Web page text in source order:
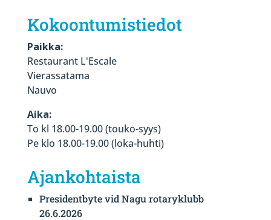
Kokoontumistiedot
Paikka:
Restaurant L'Escale
Vierassatama
Nauvo
Aika:
To kl 18.00-19.00 (touko-syys)
Pe klo 18.00-19.00 (loka-huhti)
Ajankohtaista
Presidentbyte vid Nagu rotaryklubb
26.6.2026